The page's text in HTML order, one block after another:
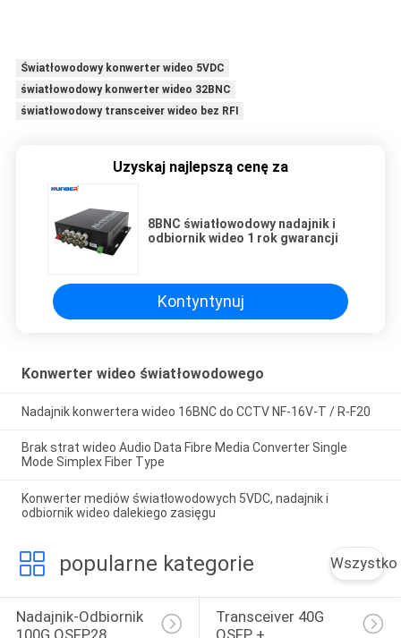
Światłowodowy konwerter wideo 5VDC
światłowodowy konwerter wideo 32BNC
światłowodowy transceiver wideo bez RFI
Uzyskaj najlepszą cenę za
8BNC światłowodowy nadajnik i
odbiornik wideo 1 rok gwarancji
Kontyntynuj
Konwerter wideo światłowodowego
Nadajnik konwertera wideo 16BNC do CCTV NF-16V-T / R-F20
Brak strat wideo Audio Data Fibre Media Converter Single
Mode Simplex Fiber Type
Konwerter mediów światłowodowych 5VDC, nadajnik i
odbiornik wideo dalekiego zasięgu
popularne kategorie Wszystko
Nadajnik-Odbiornik
100G QSFP28
Transceiver 40G
QSFP +